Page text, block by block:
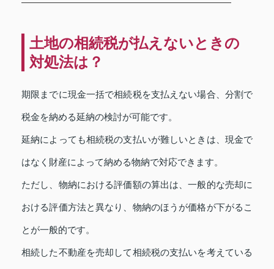
土地の相続税が払えないときの
対処法は？
期限までに現金一括で相続税を支払えない場合、分割で
税金を納める延納の検討が可能です。
延納によっても相続税の支払いが難しいときは、現金で
はなく財産によって納める物納で対応できます。
ただし、物納における評価額の算出は、一般的な売却に
おける評価方法と異なり、物納のほうが価格が下がるこ
とが一般的です。
相続した不動産を売却して相続税の支払いを考えている